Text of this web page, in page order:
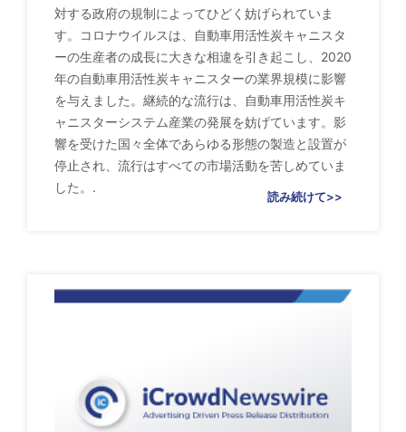
対する政府の規制によってひどく妨げられていま
す。コロナウイルスは、自動車用活性炭キャニスタ
ーの生産者の成長に大きな相違を引き起こし、2020
年の自動車用活性炭キャニスターの業界規模に影響
を与えました。継続的な流行は、自動車用活性炭キ
ャニスターシステム産業の発展を妨げています。影
響を受けた国々全体であらゆる形態の製造と設置が
停止され、流行はすべての市場活動を苦しめていま
した。.
読み続けて>>